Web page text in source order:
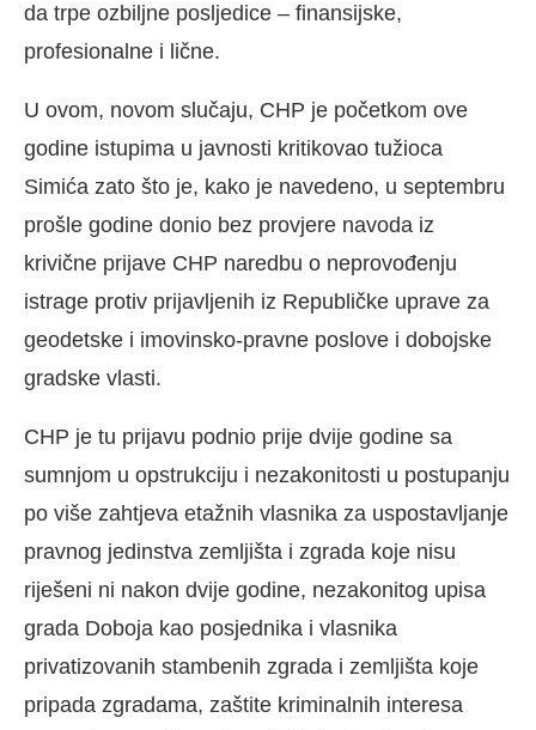
da trpe ozbiljne posljedice – finansijske,
profesionalne i lične.
U ovom, novom slučaju, CHP je početkom ove
godine istupima u javnosti kritikovao tužioca
Simića zato što je, kako je navedeno, u septembru
prošle godine donio bez provjere navoda iz
krivične prijave CHP naredbu o neprovođenju
istrage protiv prijavljenih iz Republičke uprave za
geodetske i imovinsko-pravne poslove i dobojske
gradske vlasti.
CHP je tu prijavu podnio prije dvije godine sa
sumnjom u opstrukciju i nezakonitosti u postupanju
po više zahtjeva etažnih vlasnika za uspostavljanje
pravnog jedinstva zemljišta i zgrada koje nisu
riješeni ni nakon dvije godine, nezakonitog upisa
grada Doboja kao posjednika i vlasnika
privatizovanih stambenih zgrada i zemljišta koje
pripada zgradama, zaštite kriminalnih interesa